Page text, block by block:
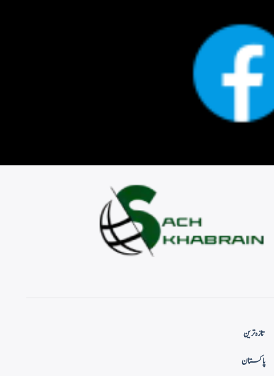
تازہ ترین
پاکستان